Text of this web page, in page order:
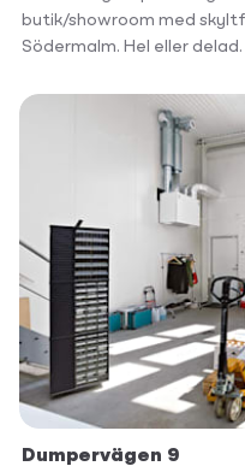
butik/showroom med
Södermalm. Hel eller delad.
Dumpervägen 9